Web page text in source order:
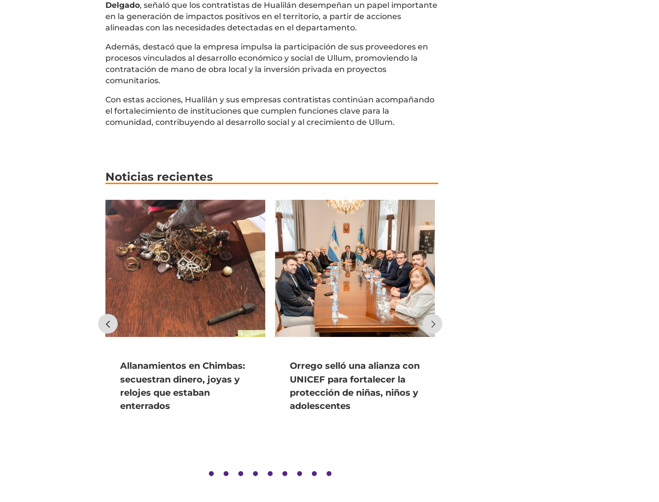
Delgado, señaló que los contratistas de Hualilán desempeñan un papel importante
en la generación de impactos positivos en el territorio, a partir de acciones
alineadas con las necesidades detectadas en el departamento.
Además, destacó que la empresa impulsa la participación de sus proveedores en
procesos vinculados al desarrollo económico y social de Ullum, promoviendo la
contratación de mano de obra local y la inversión privada en proyectos
comunitarios.
Con estas acciones, Hualilán y sus empresas contratistas continúan acompañando
el fortalecimiento de instituciones que cumplen funciones clave para la
comunidad, contribuyendo al desarrollo social y al crecimiento de Ullum.
Noticias recientes
Allanamientos en Chimbas:
secuestran dinero, joyas y
relojes que estaban
enterrados
Orrego selló una alianza con
UNICEF para fortalecer la
protección de niñas, niños y
adolescentes